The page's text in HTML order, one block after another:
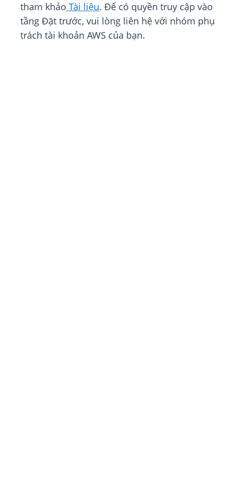
tham khảo Tài liệu. Để có quyền truy cập vào
tầng Đặt trước, vui lòng liên hệ với nhóm phụ
trách tài khoản AWS của bạn.